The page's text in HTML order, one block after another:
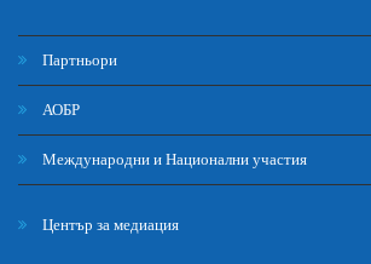
Партньори
АОБР
Международни и Национални участия
Център за медиация